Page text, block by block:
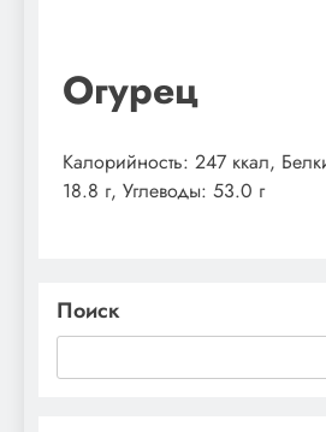
Огурец
Калорийность: 247 ккал,
18.8 г, Углеводы: 53.0 г
Поиск